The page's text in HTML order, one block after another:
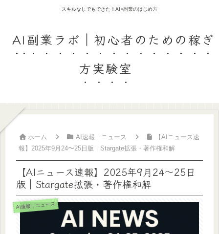
スキルなしでもできた！AI×副業のはじめ方
AI副業ラボ｜初心者のための稼ぎ
方実験室
ホーム AI速報｜ニュース
【AIニュース速
報】2025年9月24〜25日版｜Stargate拡張・著作権和解
【AIニュース速報】2025年9月24〜25日
版｜Stargate拡張・著作権和解
AI速報｜ニュース